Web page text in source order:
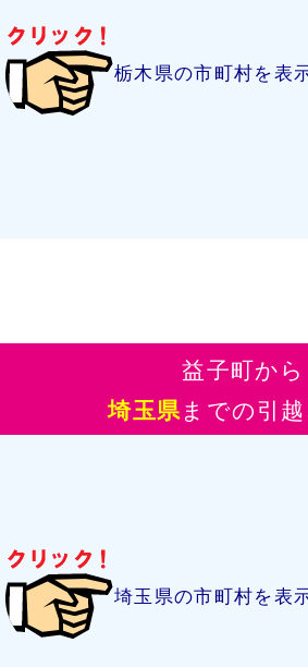
栃木県の市町村を表
益子町から
埼玉県までの引
埼玉県の市町村を表